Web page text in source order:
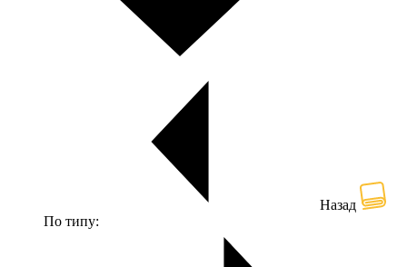
Назад
По типу: